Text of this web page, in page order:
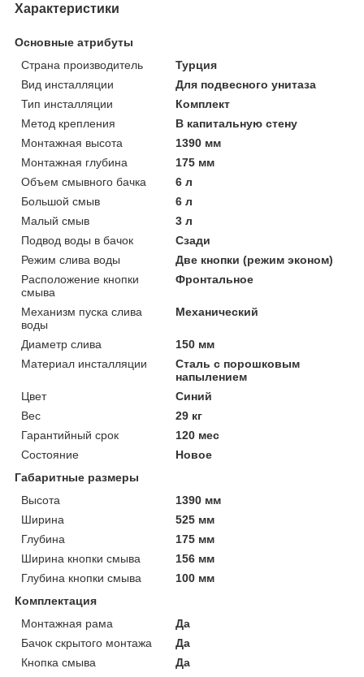
Характеристики
Основные атрибуты
Страна производитель
Турция
Вид инсталляции
Для подвесного унитаза
Тип инсталляции
Комплект
Метод крепления
В капитальную стену
Монтажная высота
1390 мм
Монтажная глубина
175 мм
Объем смывного бачка
6 л
Большой смыв
6 л
Малый смыв
3 л
Подвод воды в бачок
Сзади
Режим слива воды
Две кнопки (режим эконом)
Расположение кнопки
смыва
Фронтальное
Механизм пуска слива
воды
Механический
Диаметр слива
150 мм
Материал инсталляции
Сталь с порошковым
напылением
Цвет
Синий
Вес
29 кг
Гарантийный срок
120 мес
Состояние
Новое
Габаритные размеры
Высота
1390 мм
Ширина
525 мм
Глубина
175 мм
Ширина кнопки смыва
156 мм
Глубина кнопки смыва
100 мм
Комплектация
Монтажная рама
Да
Бачок скрытого монтажа
Да
Кнопка смыва
Да